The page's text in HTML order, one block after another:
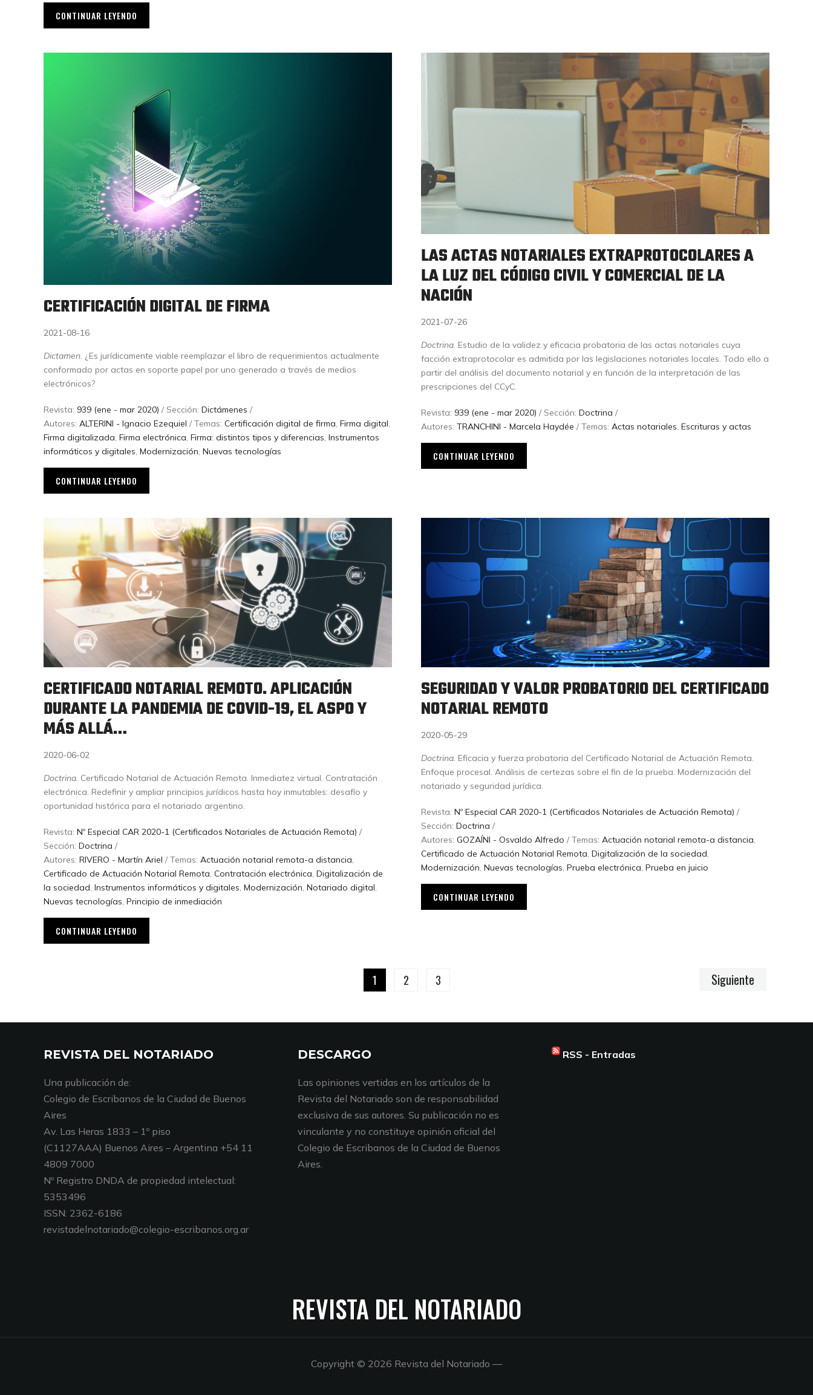
CONTINUAR LEYENDO
CERTIFICACIÓN DIGITAL DE FIRMA
2021-08-16
Dictamen. ¿Es jurídicamente viable reemplazar el libro de requerimientos actualmente
conformado por actas en soporte papel por uno generado a través de medios
electrónicos?
Revista: 939 (ene - mar 2020) / Sección: Dictámenes /
Autores: ALTERINI - Ignacio Ezequiel / Temas: Certificación digital de firma, Firma digital,
Firma digitalizada, Firma electrónica, Firma: distintos tipos y diferencias, Instrumentos
informáticos y digitales, Modernización, Nuevas tecnologías
CONTINUAR LEYENDO
LAS ACTAS NOTARIALES EXTRAPROTOCOLARES A
LA LUZ DEL CÓDIGO CIVIL Y COMERCIAL DE LA
NACIÓN
2021-07-26
Doctrina. Estudio de la validez y eficacia probatoria de las actas notariales cuya
facción extraprotocolar es admitida por las legislaciones notariales locales. Todo ello a
partir del análisis del documento notarial y en función de la interpretación de las
prescripciones del CCyC.
Revista: 939 (ene - mar 2020) / Sección: Doctrina /
Autores: TRANCHINI - Marcela Haydée / Temas: Actas notariales, Escrituras y actas
CONTINUAR LEYENDO
CERTIFICADO NOTARIAL REMOTO. APLICACIÓN
DURANTE LA PANDEMIA DE COVID-19, EL ASPO Y
MÁS ALLÁ…
2020-06-02
Doctrina. Certificado Notarial de Actuación Remota. Inmediatez virtual. Contratación
electrónica. Redefinir y ampliar principios jurídicos hasta hoy inmutables: desafío y
oportunidad histórica para el notariado argentino.
Revista: Nº Especial CAR 2020-1 (Certificados Notariales de Actuación Remota) /
Sección: Doctrina /
Autores: RIVERO - Martín Ariel / Temas: Actuación notarial remota-a distancia,
Certificado de Actuación Notarial Remota, Contratación electrónica, Digitalización de
la sociedad, Instrumentos informáticos y digitales, Modernización, Notariado digital,
Nuevas tecnologías, Principio de inmediación
CONTINUAR LEYENDO
SEGURIDAD Y VALOR PROBATORIO DEL CERTIFICADO
NOTARIAL REMOTO
2020-05-29
Doctrina. Eficacia y fuerza probatoria del Certificado Notarial de Actuación Remota.
Enfoque procesal. Análisis de certezas sobre el fin de la prueba. Modernización del
notariado y seguridad jurídica.
Revista: Nº Especial CAR 2020-1 (Certificados Notariales de Actuación Remota) /
Sección: Doctrina /
Autores: GOZAÍNI - Osvaldo Alfredo / Temas: Actuación notarial remota-a distancia,
Certificado de Actuación Notarial Remota, Digitalización de la sociedad,
Modernización, Nuevas tecnologías, Prueba electrónica, Prueba en juicio
CONTINUAR LEYENDO
1 2 3 Siguiente
REVISTA DEL NOTARIADO
Una publicación de:
Colegio de Escribanos de la Ciudad de Buenos
Aires
Av. Las Heras 1833 – 1º piso
(C1127AAA) Buenos Aires – Argentina +54 11
4809 7000
Nº Registro DNDA de propiedad intelectual:
5353496
ISSN: 2362-6186
revistadelnotariado@colegio-escribanos.org.ar
DESCARGO
Las opiniones vertidas en los artículos de la
Revista del Notariado son de responsabilidad
exclusiva de sus autores. Su publicación no es
vinculante y no constituye opinión oficial del
Colegio de Escribanos de la Ciudad de Buenos
Aires.
RSS - Entradas
REVISTA DEL NOTARIADO
Copyright © 2026 Revista del Notariado —